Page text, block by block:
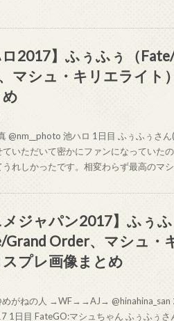
ロ2017】ふぅふぅ（
マシュ・キリエライト
@nm__photo 池ハロ 1日目 ふぅふぅさん
ていただいて密かにファンになっていた
うれしかったです。相変わらず最高のマ
メジャパン2017】ふぅふ
Grand Order、マシュ・
スプレ画像まとめ
めがねの人 →WF→→AJ→
1日目 FateGO:マシュちゃん ふぅふぅさ